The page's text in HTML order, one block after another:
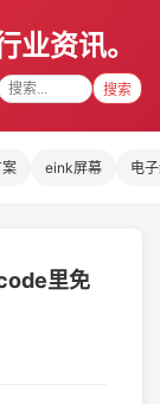
资讯。
搜索
eink屏幕 电
里免